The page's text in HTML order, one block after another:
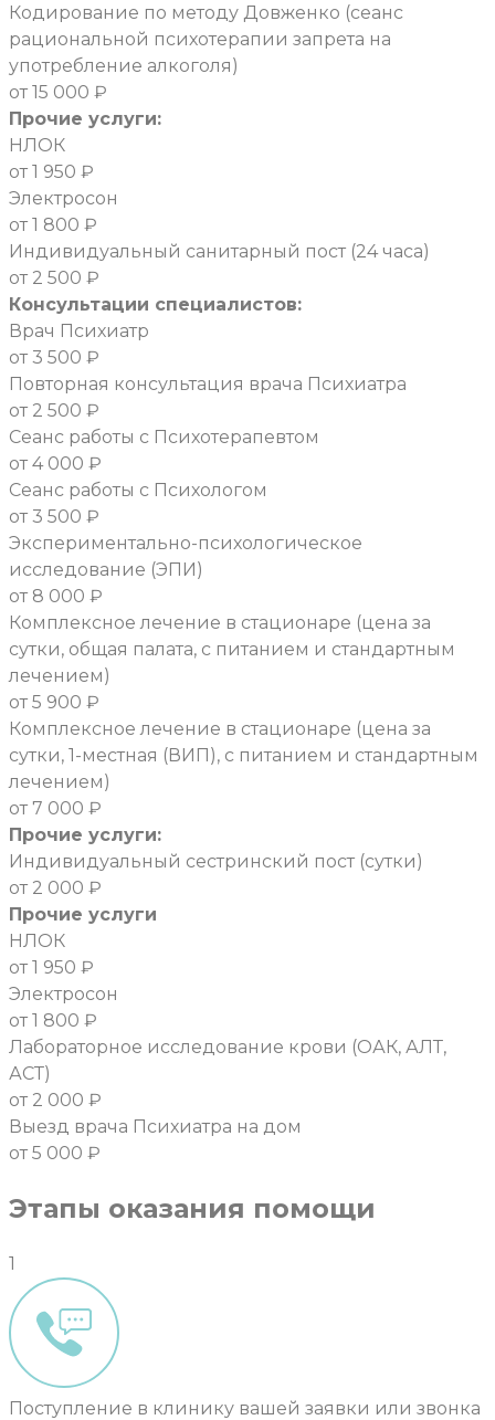
Кодирование по методу Довженко (сеанс
рациональной психотерапии запрета на
употребление алкоголя)
от 15 000 ₽
Прочие услуги:
НЛОК
от 1 950 ₽
Электросон
от 1 800 ₽
Индивидуальный санитарный пост (24 часа)
от 2 500 ₽
Консультации специалистов:
Врач Психиатр
от 3 500 ₽
Повторная консультация врача Психиатра
от 2 500 ₽
Сеанс работы с Психотерапевтом
от 4 000 ₽
Сеанс работы с Психологом
от 3 500 ₽
Экспериментально-психологическое
исследование (ЭПИ)
от 8 000 ₽
Комплексное лечение в стационаре (цена за
сутки, общая палата, с питанием и стандартным
лечением)
от 5 900 ₽
Комплексное лечение в стационаре (цена за
сутки, 1-местная (ВИП), с питанием и стандартным
лечением)
от 7 000 ₽
Прочие услуги:
Индивидуальный сестринский пост (сутки)
от 2 000 ₽
Прочие услуги
НЛОК
от 1 950 ₽
Электросон
от 1 800 ₽
Лабораторное исследование крови (ОАК, АЛТ,
АСТ)
от 2 000 ₽
Выезд врача Психиатра на дом
от 5 000 ₽
Этапы оказания помощи
1
Поступление в клинику вашей заявки или звонка